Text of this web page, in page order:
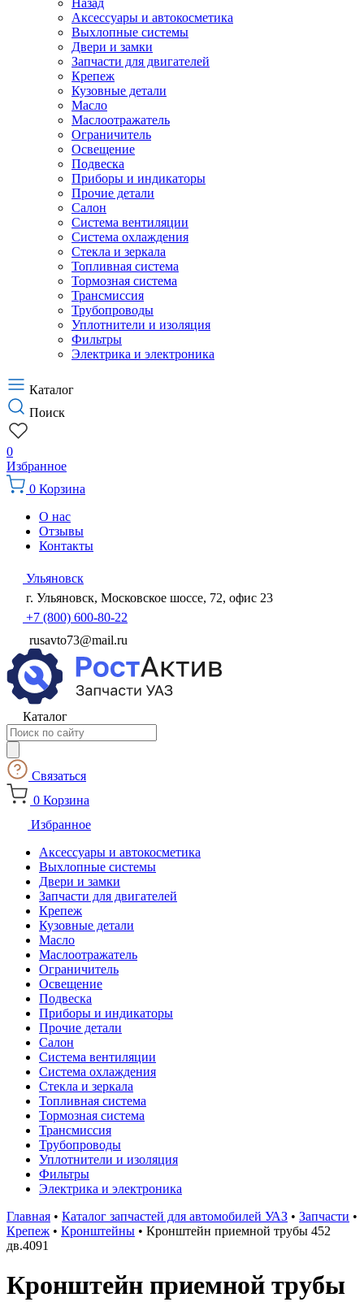
Назад
Аксессуары и автокосметика
Выхлопные системы
Двери и замки
Запчасти для двигателей
Крепеж
Кузовные детали
Масло
Маслоотражатель
Ограничитель
Освещение
Подвеска
Приборы и индикаторы
Прочие детали
Салон
Система вентиляции
Система охлаждения
Стекла и зеркала
Топливная система
Тормозная система
Трансмиссия
Трубопроводы
Уплотнители и изоляция
Фильтры
Электрика и электроника
Каталог
Поиск
0
Избранное
0 Корзина
О нас
Отзывы
Контакты
Ульяновск
г. Ульяновск, Московское шоссе, 72, офис 23
+7 (800) 600-80-22
rusavto73@mail.ru
Каталог
Поиск
товаров
Связаться
0 Корзина
Избранное
Аксессуары и автокосметика
Выхлопные системы
Двери и замки
Запчасти для двигателей
Крепеж
Кузовные детали
Масло
Маслоотражатель
Ограничитель
Освещение
Подвеска
Приборы и индикаторы
Прочие детали
Салон
Система вентиляции
Система охлаждения
Стекла и зеркала
Топливная система
Тормозная система
Трансмиссия
Трубопроводы
Уплотнители и изоляция
Фильтры
Электрика и электроника
Главная • Каталог запчастей для автомобилей УАЗ • Запчасти •
Крепеж • Кронштейны • Кронштейн приемной трубы 452
дв.4091
Кронштейн приемной трубы